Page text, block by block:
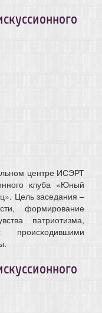
центре ИСЭРТ
клуба «Юный
Цель заседания –
формирование
патриотизма,